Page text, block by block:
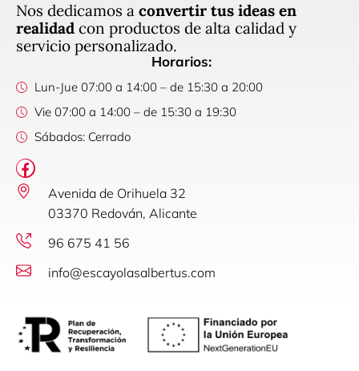
Nos dedicamos a convertir tus ideas en
realidad con productos de alta calidad y
servicio personalizado.
Horarios:
Lun-Jue 07:00 a 14:00 – de 15:30 a 20:00
Vie 07:00 a 14:00 – de 15:30 a 19:30
Sábados: Cerrado
Avenida de Orihuela 32
03370 Redován, Alicante
96 675 41 56
info@escayolasalbertus.com